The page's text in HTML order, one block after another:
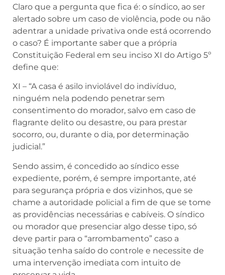
Claro que a pergunta que fica é: o síndico, ao ser
alertado sobre um caso de violência, pode ou não
adentrar a unidade privativa onde está ocorrendo
o caso? É importante saber que a própria
Constituição Federal em seu inciso XI do Artigo 5º
define que:
XI – “A casa é asilo inviolável do indivíduo,
ninguém nela podendo penetrar sem
consentimento do morador, salvo em caso de
flagrante delito ou desastre, ou para prestar
socorro, ou, durante o dia, por determinação
judicial.”
Sendo assim, é concedido ao síndico esse
expediente, porém, é sempre importante, até
para segurança própria e dos vizinhos, que se
chame a autoridade policial a fim de que se tome
as providências necessárias e cabíveis. O síndico
ou morador que presenciar algo desse tipo, só
deve partir para o “arrombamento” caso a
situação tenha saído do controle e necessite de
uma intervenção imediata com intuito de